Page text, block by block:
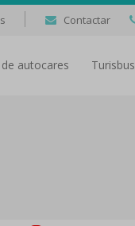
Contactar
de autocares Turisbus